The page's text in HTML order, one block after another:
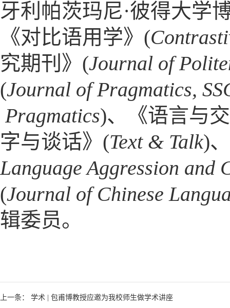
牙利帕茨玛尼·彼得大学
《对比语用学》(
究期刊》(Journal of
(Journal of Pragmatics,
Pragmatics)、《语言与
字与谈话》(Text & Talk)
Language Aggression and
(Journal of Chinese
辑委员。
上一条： 学术 | 包甫博教授应邀为我校师生做学术讲座